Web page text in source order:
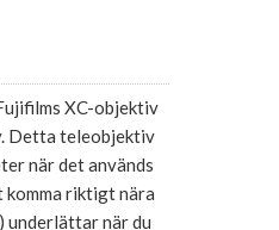
XC-objektiv
Detta teleobjektiv
när det används
komma riktigt nära
underlättar när du